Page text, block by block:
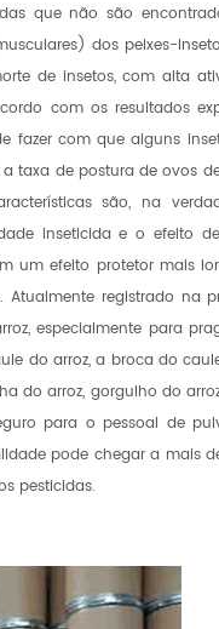
que não são
dos peixes-
de insetos, com alta
com os resultados
fazer com que alguns
taxa de postura de ovos
são, na
inseticida e o efeito
um efeito protetor mais
registrado na
especialmente para
do arroz, a broca do
do arroz, gorgulho do
para o pessoal de
pode chegar a mais
pesticidas.